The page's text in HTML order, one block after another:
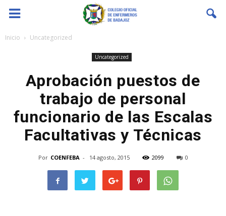
Coenfeba
Inicio Uncategorized
Uncategorized
Aprobación puestos de
trabajo de personal
funcionario de las Escalas
Facultativas y Técnicas
Por COENFEBA - 14 agosto, 2015 2099 0